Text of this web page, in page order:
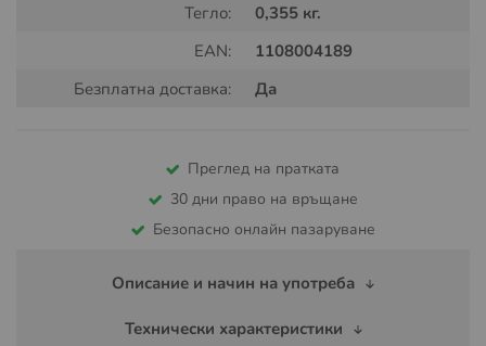
Тегло:
0,355 кг.
EAN:
1108004189
Безплатна доставка:
Да
Преглед на пратката
30 дни право на връщане
Безопасно онлайн пазаруване
Описание и начин на употреба
Технически характеристики